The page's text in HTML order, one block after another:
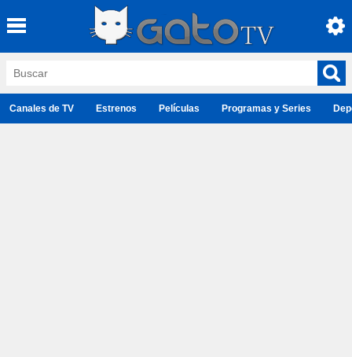
Canales de TV Estrenos Películas Programas y Series